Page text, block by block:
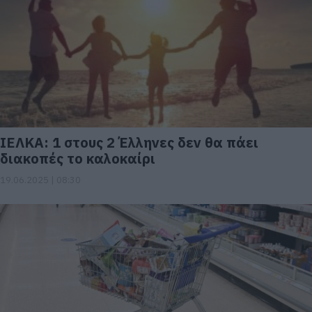
ΙΕΛΚΑ: 1 στους 2 Έλληνες δεν θα πάει
διακοπές το καλοκαίρι